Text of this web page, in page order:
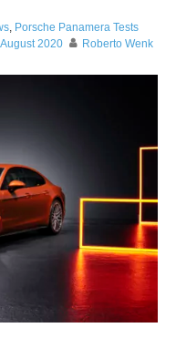
, Porsche Panamera Tests
2020 Roberto Wenk